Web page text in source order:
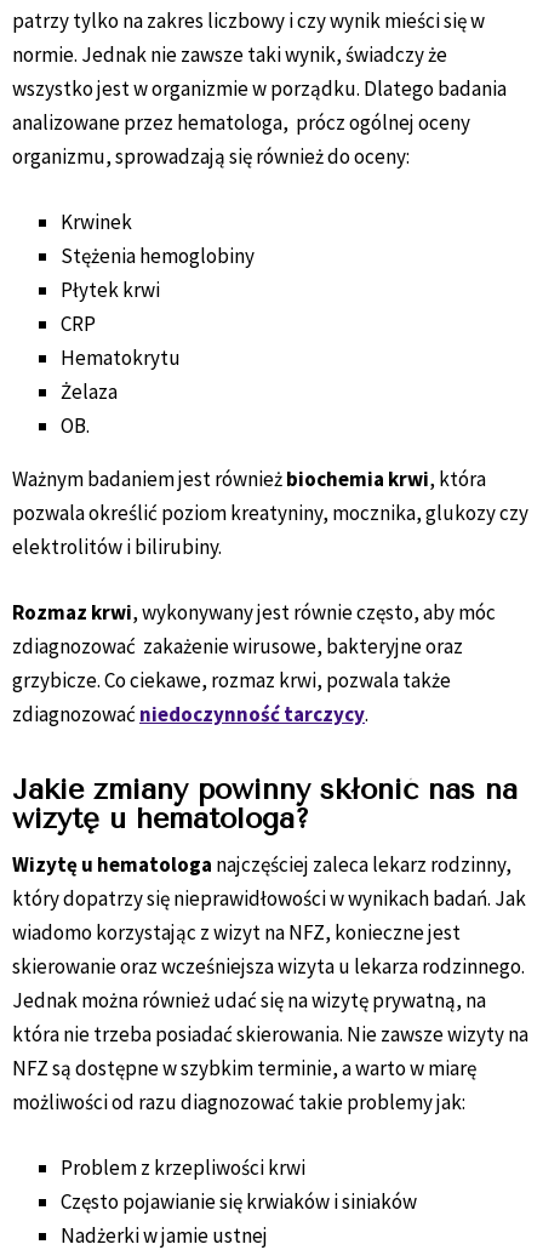
patrzy tylko na zakres liczbowy i czy wynik mieści się w
normie. Jednak nie zawsze taki wynik, świadczy że
wszystko jest w organizmie w porządku. Dlatego badania
analizowane przez hematologa, prócz ogólnej oceny
organizmu, sprowadzają się również do oceny:
Krwinek
Stężenia hemoglobiny
Płytek krwi
CRP
Hematokrytu
Żelaza
OB.
Ważnym badaniem jest równieżbiochemia krwi, która
pozwala określić poziom kreatyniny, mocznika, glukozy czy
elektrolitów i bilirubiny.
Rozmaz krwi, wykonywany jest równie często, aby móc
zdiagnozować zakażenie wirusowe, bakteryjne oraz
grzybicze. Co ciekawe, rozmaz krwi, pozwala także
zdiagnozować niedoczynność tarczycy.
Jakie zmiany powinny skłonić nas na
wizytę u hematologa?
Wizytę u hematologa najczęściej zaleca lekarz rodzinny,
który dopatrzy się nieprawidłowości w wynikach badań. Jak
wiadomo korzystając z wizyt na NFZ, konieczne jest
skierowanie oraz wcześniejsza wizyta u lekarza rodzinnego.
Jednak można również udać się na wizytę prywatną, na
która nie trzeba posiadać skierowania. Nie zawsze wizyty na
NFZ są dostępne w szybkim terminie, a warto w miarę
możliwości od razu diagnozować takie problemy jak:
Problem z krzepliwości krwi
Często pojawianie się krwiaków i siniaków
Nadżerki w jamie ustnej